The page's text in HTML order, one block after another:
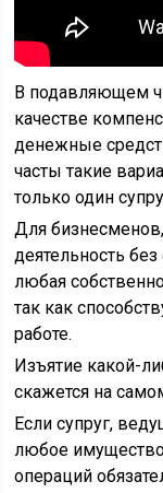
В подавляющем
качестве
денежные
часты такие
только один
Для
деятельность
любая
так как
работе.
Изъятие какой-
скажется на
Если супруг,
любое
операций